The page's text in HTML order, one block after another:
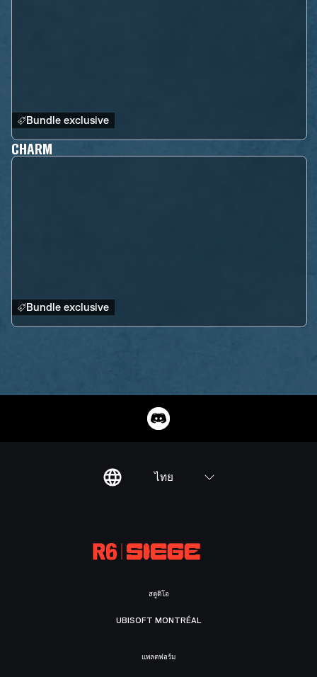
Bundle exclusive
CHARM
Bundle exclusive
ไทย
สตูดิโอ
UBISOFT MONTRÉAL
แพลตฟอร์ม